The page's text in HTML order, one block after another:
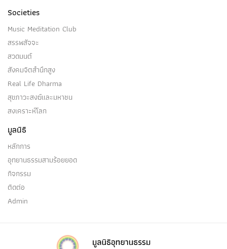
Societies
Music Meditation Club
สรรพสัจจะ
สวดมนต์
สังคมจิตสำนึกสูง
Real Life Dharma
สุขภาวะสงฆ์และมหาชน
สงเคราะห์โลก
มูลนิธิ
หลักการ
อุทยานธรรมสามร้อยยอด
กิจกรรม
ติดต่อ
Admin